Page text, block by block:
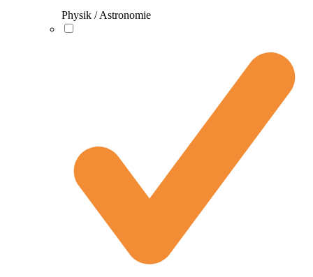
Physik / Astronomie